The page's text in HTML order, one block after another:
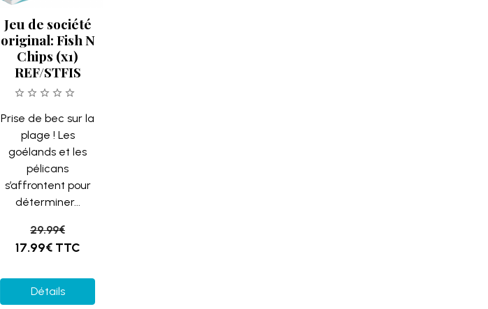
Jeu de société
original: Fish N
Chips (x1)
REF/STFIS
Prise de bec sur la
plage ! Les
goélands et les
pélicans
s’affrontent pour
déterminer...
29.99€
17.99€ TTC
Détails